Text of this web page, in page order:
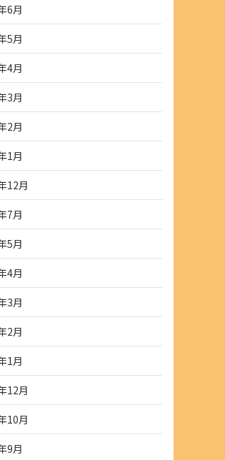
6月
5月
4月
3月
2月
1月
12月
7月
5月
4月
3月
2月
1月
12月
10月
9月